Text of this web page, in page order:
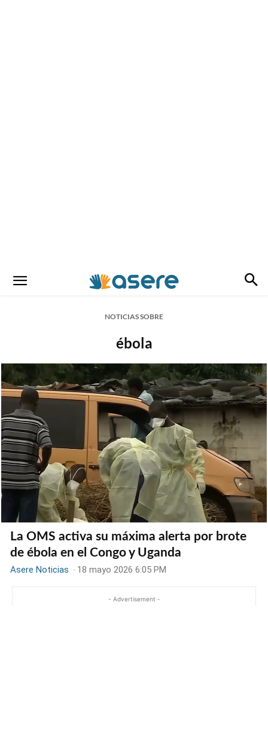
NOTICIAS SOBRE
ébola
La OMS activa su máxima alerta por brote
de ébola en el Congo y Uganda
Asere Noticias - 18 mayo 2026 6:05 PM
- Advertisement -